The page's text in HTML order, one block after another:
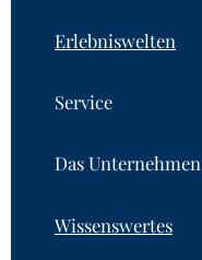
Erlebniswelten
Service
Das Unternehmen
Wissenswertes